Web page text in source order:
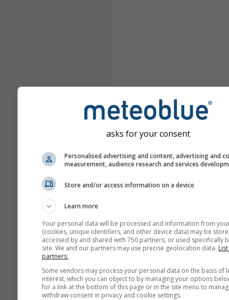
asks for your consent
Personalised advertising and content, advertising and
measurement, audience research and services
Store and/or access information on a device
Learn more
Your personal data will be processed and information from
(cookies, unique identifiers, and other device data) may be
accessed by and shared with 750 partners, or used specifically
site. We and our partners may use precise geolocation data.
partners.
Some vendors may process your personal data on the basis of
interest, which you can object to by managing your options
for a link at the bottom of this page or in the site menu to
withdraw consent in privacy and cookie settings.